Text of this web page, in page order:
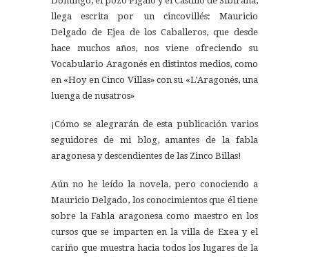
llega escrita por un cincovillés: Mauricio
Delgado de Ejea de los Caballeros, que desde
hace muchos años, nos viene ofreciendo su
Vocabulario Aragonés en distintos medios, como
en «Hoy en Cinco Villas» con su «L’Aragonés, una
luenga de nusatros»
¡Cómo se alegrarán de esta publicación varios
seguidores de mi blog, amantes de la fabla
aragonesa y descendientes de las Zinco Billas!
Aún no he leído la novela, pero conociendo a
Mauricio Delgado, los conocimientos que él tiene
sobre la Fabla aragonesa como maestro en los
cursos que se imparten en la villa de Exea y el
cariño que muestra hacia todos los lugares de la